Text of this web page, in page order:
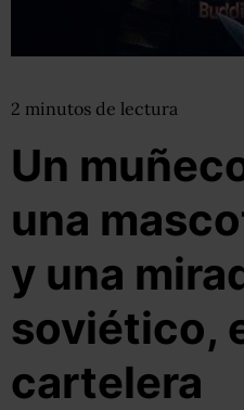
2 minutos de lectura
Un
una
y una
soviético,
cartelera